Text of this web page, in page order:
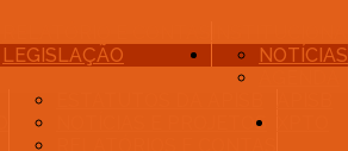
LEGISLAÇÃO
NOTÍCIAS
NOTÍCIAS E PROJETOS